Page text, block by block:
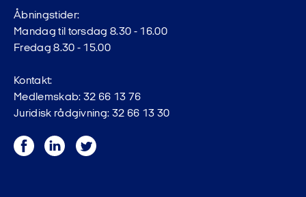
Åbningstider:
Mandag til torsdag 8.30 - 16.00
Fredag 8.30 - 15.00
Kontakt:
Medlemskab: 32 66 13 76
Juridisk rådgivning: 32 66 13 30
FacebookLinkedInTwitter